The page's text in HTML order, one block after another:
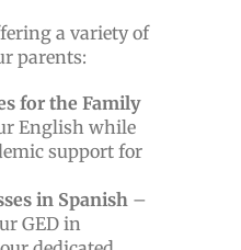
a variety of
parents:
for the Family
English while
support for
in Spanish –
GED in